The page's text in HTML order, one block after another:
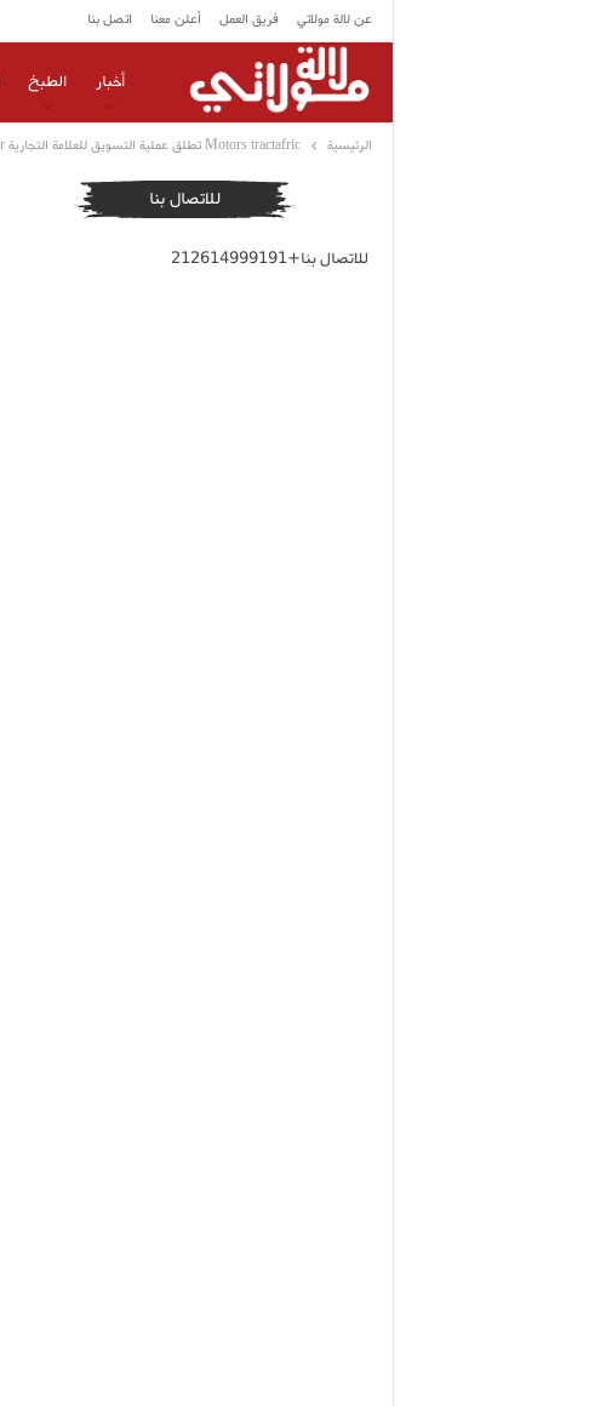
عن لالة مولاتي فريق العمل أعلن معنا اتصل بنا
أخبار الطبخ
الرئيسية Motors tractafric تطلق عملية التسويق للعلامة التجارية Great wall motor العالمية بالمغرب
للاتصال بنا
للاتصال بنا+212614999191